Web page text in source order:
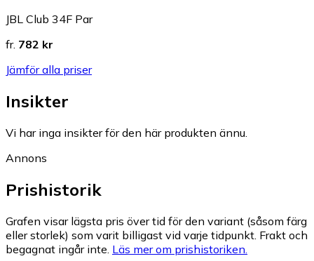
JBL Club 34F Par
fr. 782 kr
Jämför alla priser
Insikter
Vi har inga insikter för den här produkten ännu.
Annons
Prishistorik
Grafen visar lägsta pris över tid för den variant (såsom färg
eller storlek) som varit billigast vid varje tidpunkt. Frakt och
begagnat ingår inte. Läs mer om prishistoriken.